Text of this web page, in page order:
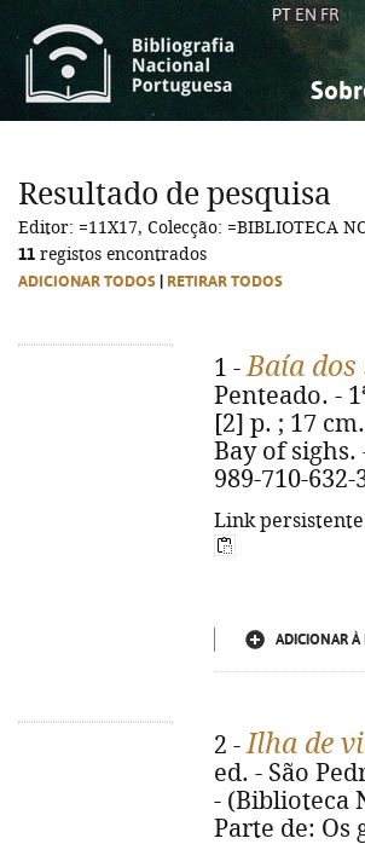
PT EN FR
Resultado de pesquisa
Editor: =11X17, Colecção: =BIBLIOTECA
11 registos encontrados
ADICIONAR TODOS RETIRAR TODOS
1 -Baía
Penteado. -
[2] p. ; 17
Bay of sighs.
989-710-632-
Link
ADICIONAR À
2 -Ilha de
ed. - São
- (Biblioteca
Parte de: Os